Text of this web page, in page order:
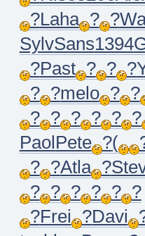
?Laha ? ?
SylvSans1394
?Past ? ? ?
? ?melo ? ?
? ? ? ? ? ?
PaolPete ?(
? ?Atla ?
? ? ? ? ? ?
?Frei ?Davi